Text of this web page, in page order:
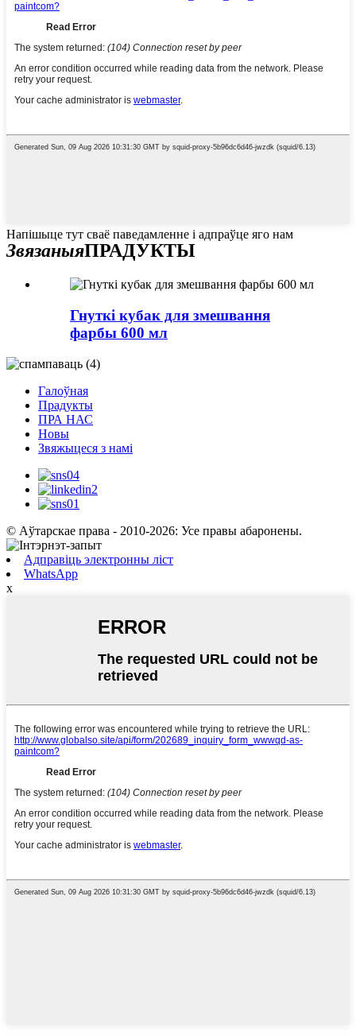
Напішыце тут сваё паведамленне і адпраўце яго нам
ЗвязаныяПРАДУКТЫ
Гнуткі кубак для змешвання
фарбы 600 мл
Галоўная
Прадукты
ПРА НАС
Новы
Звяжыцеся з намі
© Аўтарскае права - 2010-2026: Усе правы абаронены.
Адправіць электронны ліст
WhatsApp
x